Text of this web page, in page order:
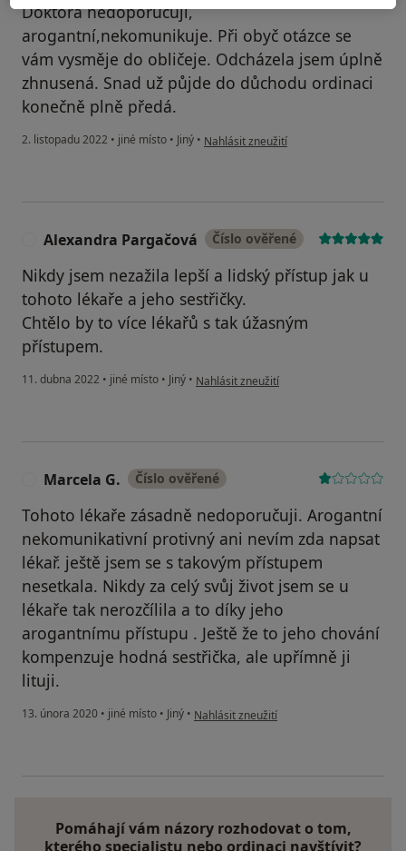
Doktora nedoporučuji,
arogantní,nekomunikuje. Při obyč otázce se
vám vysměje do obličeje. Odcházela jsem úplně
zhnusená. Snad už půjde do důchodu ordinaci
konečně plně předá.
2. listopadu 2022 • jiné místo • Jiný • podle názoru uživatele Kateřina
Nahlásit zneužití
Alexandra Pargačová Číslo ověřené
Nikdy jsem nezažila lepší a lidský přístup jak u
tohoto lékaře a jeho sestřičky.
Chtělo by to více lékařů s tak úžasným
přístupem.
11. dubna 2022 • jiné místo • Jiný • podle názoru uživatele Alexandra
Nahlásit zneužití
Marcela G. Číslo ověřené
Tohoto lékaře zásadně nedoporučuji. Arogantní
nekomunikativní protivný ani nevím zda napsat
lékař. ještě jsem se s takovým přístupem
nesetkala. Nikdy za celý svůj život jsem se u
lékaře tak nerozčílila a to díky jeho
arogantnímu přístupu . Ještě že to jeho chování
kompenzuje hodná sestřička, ale upřímně ji
lituji.
13. února 2020 • jiné místo • Jiný • podle názoru uživatele Marcela G.
Nahlásit zneužití
Pomáhají vám názory rozhodovat o tom,
kterého specialistu nebo ordinaci navštívit?